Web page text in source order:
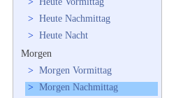
> Heute Nachmittag
> Heute Nacht
Morgen
> Morgen Vormittag
> Morgen Nachmittag